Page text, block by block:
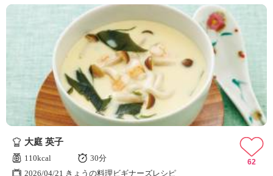
大庭 英子
110kcal
30分
2026/04/21 きょうの料理ビギナーズレシピ
62